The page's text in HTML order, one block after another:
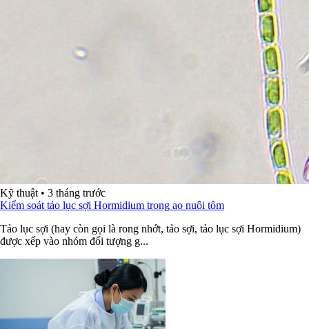
Kỹ thuật • 3 tháng trước
Kiểm soát tảo lục sợi Hormidium trong ao nuôi tôm
Tảo lục sợi (hay còn gọi là rong nhớt, tảo sợi, tảo lục sợi Hormidium)
được xếp vào nhóm đối tượng g...